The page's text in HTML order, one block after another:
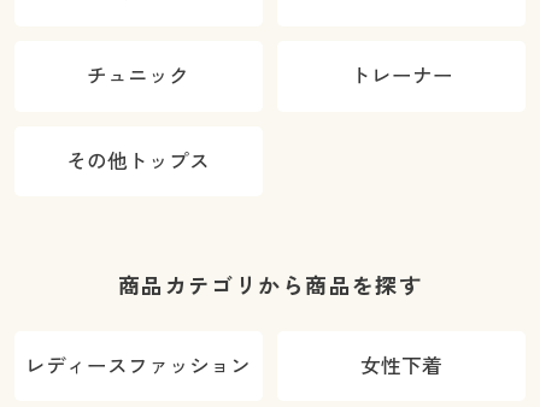
チュニック トレーナー
その他トップス
商品カテゴリから商品を探す
レディースファッション 女性下着